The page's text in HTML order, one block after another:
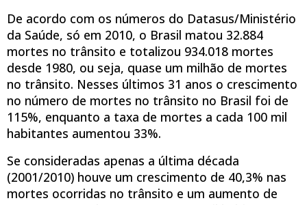
De acordo com os números do Datasus/Ministério
da Saúde, só em 2010, o Brasil matou 32.884
mortes no trânsito e totalizou 934.018 mortes
desde 1980, ou seja, quase um milhão de mortes
no trânsito. Nesses últimos 31 anos o crescimento
no número de mortes no trânsito no Brasil foi de
115%, enquanto a taxa de mortes a cada 100 mil
habitantes aumentou 33%.
Se consideradas apenas a última década
(2001/2010) houve um crescimento de 40,3% nas
mortes ocorridas no trânsito e um aumento de